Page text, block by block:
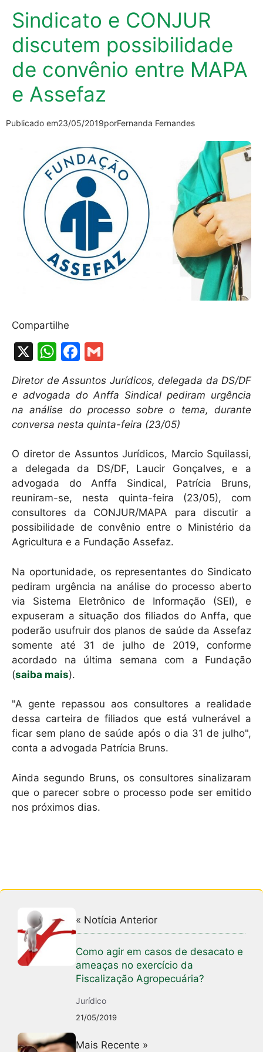
Sindicato e CONJUR
discutem possibilidade
de convênio entre MAPA
e Assefaz
Publicado em23/05/2019porFernanda Fernandes
Compartilhe
X
W
h
at
s
A
p
p
F
c
e
b
o
o
k
m
ai
l
Diretor de Assuntos Jurídicos, delegada da DS/DF
e advogada do Anffa Sindical pediram urgência
na análise do processo sobre o tema, durante
conversa nesta quinta-feira (23/05)
O diretor de Assuntos Jurídicos, Marcio Squilassi,
a delegada da DS/DF, Laucir Gonçalves, e a
advogada do Anffa Sindical, Patrícia Bruns,
reuniram-se, nesta quinta-feira (23/05), com
consultores da CONJUR/MAPA para discutir a
possibilidade de convênio entre o Ministério da
Agricultura e a Fundação Assefaz.
Na oportunidade, os representantes do Sindicato
pediram urgência na análise do processo aberto
via Sistema Eletrônico de Informação (SEI), e
expuseram a situação dos filiados do Anffa, que
poderão usufruir dos planos de saúde da Assefaz
somente até 31 de julho de 2019, conforme
acordado na última semana com a Fundação
(saiba mais).
"A gente repassou aos consultores a realidade
dessa carteira de filiados que está vulnerável a
ficar sem plano de saúde após o dia 31 de julho",
conta a advogada Patrícia Bruns.
Ainda segundo Bruns, os consultores sinalizaram
que o parecer sobre o processo pode ser emitido
nos próximos dias.
« Notícia Anterior
Como agir em casos de desacato e
ameaças no exercício da
Fiscalização Agropecuária?
Jurídico
21/05/2019
Mais Recente »